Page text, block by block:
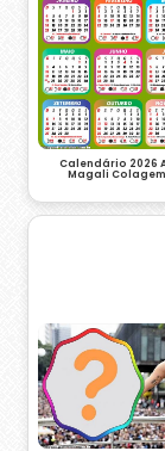
Calendário 2026
Magali